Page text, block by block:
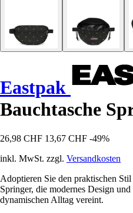
Eastpak
Bauchtasche
26,98 CHF 13,67 CHF -49%
inkl. MwSt. zzgl. Versandkosten
Adoptieren Sie den praktischen
Springer, die modernes Design
dynamischen Alltag vereint.